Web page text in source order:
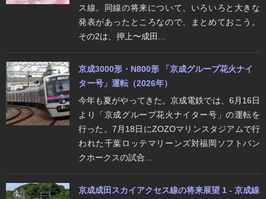
ス線。同線の将来について、いろいろと大きな
発表があったところなので、まとめておこう。
その2は、押上〜成田...
京成3000形・N800形 「京成グループ花火ナイ
ター号」運転（2026年）
今年も夏がやってきた。京成電鉄では、6月16日
より「京成グループ花火ナイター号」の運転を
行った。7月18日にZOZOマリンスタジアムで行
われた千葉ロッテマリーンズ対福岡ソフトバン
クホークスの試合...
京成成田スカイアクセス線の将来展望 1 - 京成線